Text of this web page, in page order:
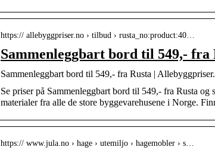
https:// allebyggpriser.no › tilbud › rusta_no:product:40…
Sammenleggbart bord til 549,- fra
Sammenleggbart bord til 549,- fra Rusta |
Se priser på Sammenleggbart bord til 549,- fra Rusta
materialer fra alle de store byggevarehusene i Norge.
https:// www.jula.no › hage › utemiljo › hagemobler › s…